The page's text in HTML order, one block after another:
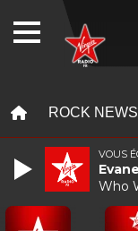
ROCK NEWS
VOUS
Who
WEBRADIO